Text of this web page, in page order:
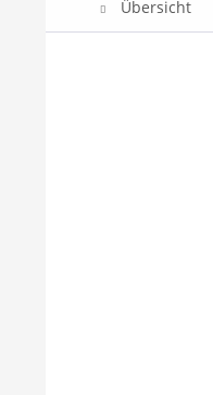
Übersicht